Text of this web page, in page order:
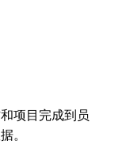
项目完成到员
。